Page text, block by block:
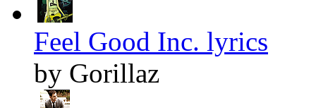
Feel Good Inc. lyrics
by Gorillaz